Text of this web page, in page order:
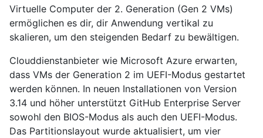
Virtuelle Computer der 2. Generation (Gen 2 VMs)
ermöglichen es dir, dir Anwendung vertikal zu
skalieren, um den steigenden Bedarf zu bewältigen.
Clouddienstanbieter wie Microsoft Azure erwarten,
dass VMs der Generation 2 im UEFI-Modus gestartet
werden können. In neuen Installationen von Version
3.14 und höher unterstützt GitHub Enterprise Server
sowohl den BIOS-Modus als auch den UEFI-Modus.
Das Partitionslayout wurde aktualisiert, um vier